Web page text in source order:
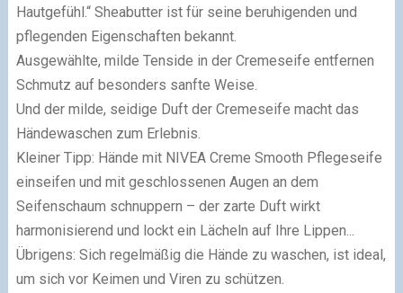
Hautgefühl.“ Sheabutter ist für seine beruhigenden und
pflegenden Eigenschaften bekannt.
Ausgewählte, milde Tenside in der Cremeseife entfernen
Schmutz auf besonders sanfte Weise.
Und der milde, seidige Duft der Cremeseife macht das
Händewaschen zum Erlebnis.
Kleiner Tipp: Hände mit NIVEA Creme Smooth Pflegeseife
einseifen und mit geschlossenen Augen an dem
Seifenschaum schnuppern – der zarte Duft wirkt
harmonisierend und lockt ein Lächeln auf Ihre Lippen...
Übrigens: Sich regelmäßig die Hände zu waschen, ist ideal,
um sich vor Keimen und Viren zu schützen.